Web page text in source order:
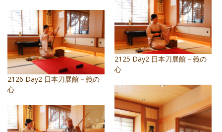
2125 Day2 日本刀展館－義の
心
2126 Day2 日本刀展館－義の
心